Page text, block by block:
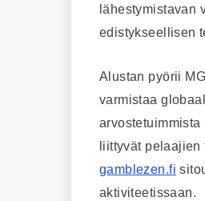
lähestymistavan
edistykseellisen
Alustan pyörii
varmistaa
liittyvät pelaajien
gamblezen.fi
aktiviteetissaan.